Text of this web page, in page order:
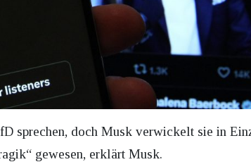
sprechen, doch Musk verwickelt sie in
gewesen, erklärt Musk.